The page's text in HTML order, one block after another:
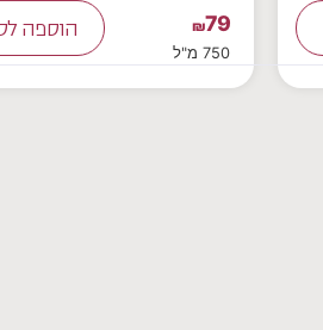
₪79
750 מ"ל
הוספה